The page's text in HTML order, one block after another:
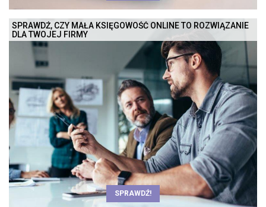
SPRAWDŹ, CZY MAŁA KSIĘGOWOŚĆ ONLINE TO ROZWIĄZANIE
DLA TWOJEJ FIRMY
SPRAWDŹ!